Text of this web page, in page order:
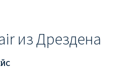
из Дрездена